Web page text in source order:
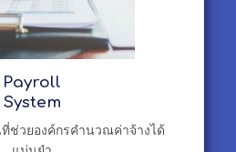
Payroll
System
ที่ช่วยองค์กรคำนวณค่าจ้างได้